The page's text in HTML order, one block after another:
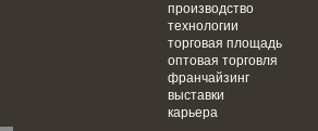
производство
технологии
торговая площадь
оптовая торговля
франчайзинг
выставки
карьера